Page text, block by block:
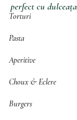
Torturi
Pasta
Aperitive
Choux & Eclere
Burgers
perfect cu